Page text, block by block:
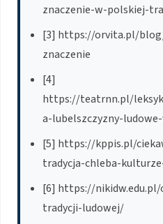
znaczenie-w-polskiej-
[3] https://orvita.pl/
znaczenie
[4]
https://teatrnn.pl/
a-lubelszczyzny-
[5] https://kppis.pl/
tradycja-chleba-
[6] https://
tradycji-ludowej/